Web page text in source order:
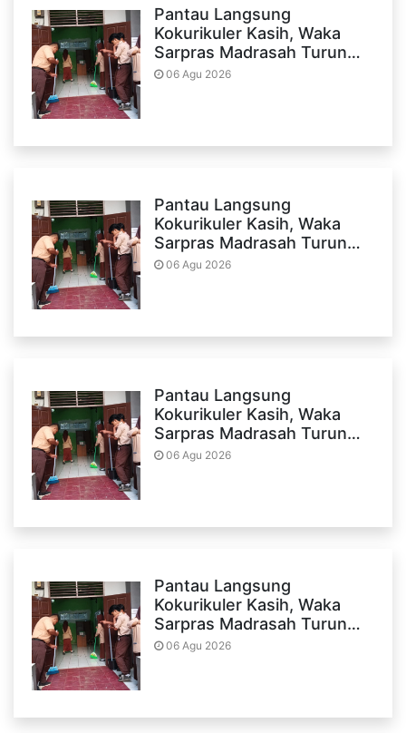
Pantau Langsung
Kokurikuler Kasih, Waka
Sarpras Madrasah Turun…
06 Agu 2026
Pantau Langsung
Kokurikuler Kasih, Waka
Sarpras Madrasah Turun…
06 Agu 2026
Pantau Langsung
Kokurikuler Kasih, Waka
Sarpras Madrasah Turun…
06 Agu 2026
Pantau Langsung
Kokurikuler Kasih, Waka
Sarpras Madrasah Turun…
06 Agu 2026